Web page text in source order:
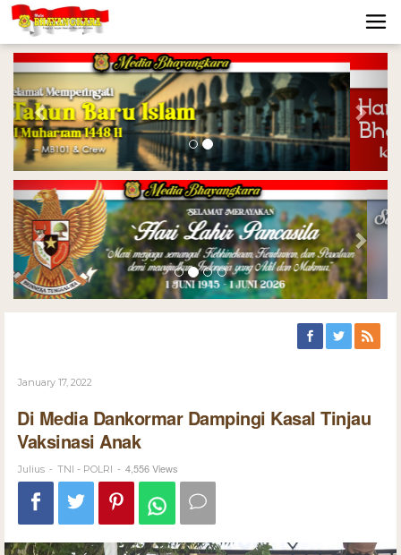
Previous Next
Previous Next
January 17, 2022
Di Media Dankormar Dampingi Kasal Tinjau
Vaksinasi Anak
Julius - TNI - POLRI - 4,556 Views